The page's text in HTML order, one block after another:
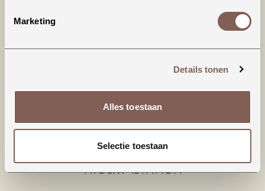
Marketing
Details tonen
Alles toestaan
Selectie toestaan
Productinformatie
95% Biologisch katoen
5% Elastaan
nieuw binnen